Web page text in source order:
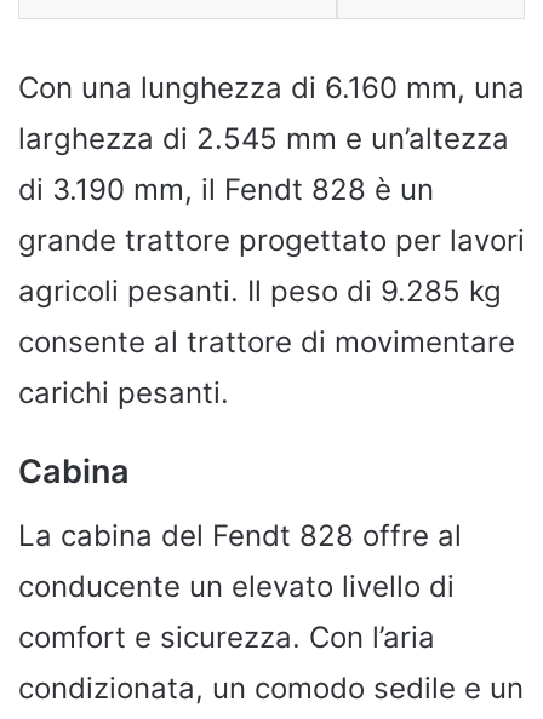
Con una lunghezza di 6.160 mm, una
larghezza di 2.545 mm e un’altezza
di 3.190 mm, il Fendt 828 è un
grande trattore progettato per lavori
agricoli pesanti. Il peso di 9.285 kg
consente al trattore di movimentare
carichi pesanti.
Cabina
La cabina del Fendt 828 offre al
conducente un elevato livello di
comfort e sicurezza. Con l’aria
condizionata, un comodo sedile e un